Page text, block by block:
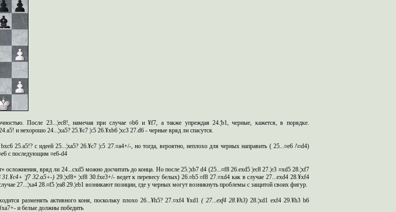
После 23...¦ec8!, намечая при случае ¤b6 и ¥f7, атакже упреждая 24.¦b1, черные, кажется, в порядке.
a5! и нехорошо 24...¦xa5? 25.¥c7 ¦c5 26.¥xb6 ¦xc3 27.d6 - черные вряд ли спасутся.
bxc6 25.a5!? с идеей 25...¦xa5? 26.¥c7 ¦c5 27.¤a4+/-, но тогда, вероятно, неплохо для черных направить ( 25...¤e6 /\¤d4)
e6 с последующим ¤e6-d4
осложнения, вряд ли 24...cxd5 можно досчитать до конца. Но после 25.¦xb7d4 (25...¤f8 26.exd5 ¦ec8 27.¦e3 ¤xd5 28.¦xf7
31.¥c4+ ¦f7 32.a5+-) 29.¦xf8+ ¦xf8 30.fxe3+/- ведет к перевесу белых) 26.¤b5 ¤f8 27.¤xd4 как в случае 27...exd4 28.¥xf4
27...¦xa4 28.¤f5 ¦ea8 29.¦eb1 возникают позиции, где у черных могут возникнуть проблемы с защитой своих фигур.
разменять активного коня, поскольку плохо 26...¥h5? 27.¤xf4 ¥xd1( 27...exf4 28.¥h3) 28.¦xd1 exf4 29.¥h3 b6
xa7+- и белые должны победить